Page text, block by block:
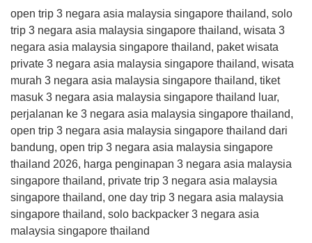
open trip 3 negara asia malaysia singapore thailand, solo
trip 3 negara asia malaysia singapore thailand, wisata 3
negara asia malaysia singapore thailand, paket wisata
private 3 negara asia malaysia singapore thailand, wisata
murah 3 negara asia malaysia singapore thailand, tiket
masuk 3 negara asia malaysia singapore thailand luar,
perjalanan ke 3 negara asia malaysia singapore thailand,
open trip 3 negara asia malaysia singapore thailand dari
bandung, open trip 3 negara asia malaysia singapore
thailand 2026, harga penginapan 3 negara asia malaysia
singapore thailand, private trip 3 negara asia malaysia
singapore thailand, one day trip 3 negara asia malaysia
singapore thailand, solo backpacker 3 negara asia
malaysia singapore thailand